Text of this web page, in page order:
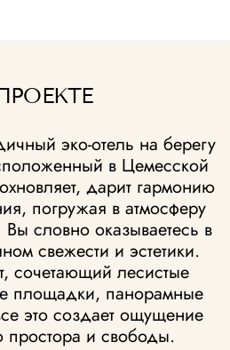
эко-отель на берегу
в Цемесской
дарит гармонию
погружая в атмосферу
словно оказываетесь в
свежести и эстетики.
сочетающий лесистые
площадки, панорамные
это создает ощущение
простора и свободы.